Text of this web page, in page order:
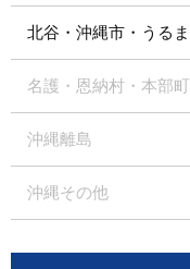
北谷・沖縄市・うるま
名護・恩納村・本部町
沖縄離島
沖縄その他